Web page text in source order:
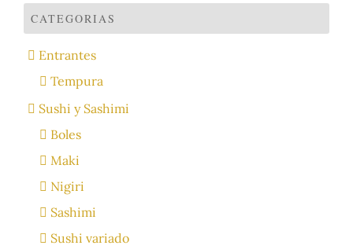
CATEGORIAS
Entrantes
Tempura
Sushi y Sashimi
Boles
Maki
Nigiri
Sashimi
Sushi variado